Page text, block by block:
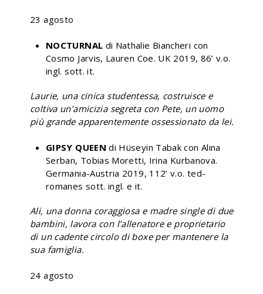
23 agosto
NOCTURNAL di Nathalie Biancheri con
Cosmo Jarvis, Lauren Coe. UK 2019, 86’ v.o.
ingl. sott. it.
Laurie, una cinica studentessa, costruisce e
coltiva un’amicizia segreta con Pete, un uomo
più grande apparentemente ossessionato da lei.
GIPSY QUEENdi Hüseyin Tabak con Alina
Serban, Tobias Moretti, Irina Kurbanova.
Germania-Austria 2019, 112’ v.o. ted-
romanes sott. ingl. e it.
Ali, una donna coraggiosa e madre single di due
bambini, lavora con l’allenatore e proprietario
di un cadente circolo di boxe per mantenere la
sua famiglia.
24 agosto